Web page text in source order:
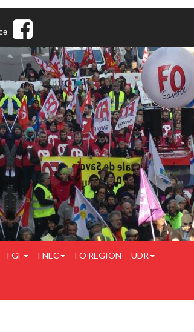
FGF FNEC FO REGION UDR